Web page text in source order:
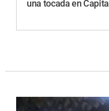
una tocada en Capital